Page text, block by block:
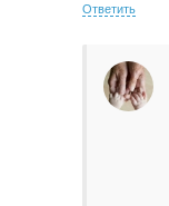
Ответить